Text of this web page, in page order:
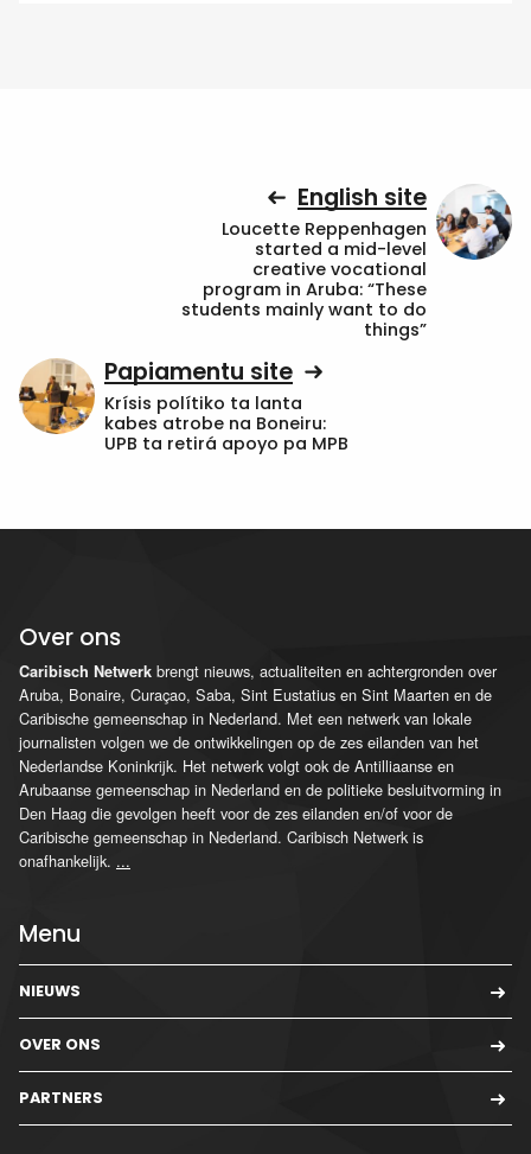
English site
Loucette Reppenhagen
started a mid-level
creative vocational
program in Aruba: “These
students mainly want to do
things”
Papiamentu site
Krísis polítiko ta lanta
kabes atrobe na Boneiru:
UPB ta retirá apoyo pa MPB
Over ons
Caribisch Netwerk brengt nieuws, actualiteiten en achtergronden over
Aruba, Bonaire, Curaçao, Saba, Sint Eustatius en Sint Maarten en de
Caribische gemeenschap in Nederland. Met een netwerk van lokale
journalisten volgen we de ontwikkelingen op de zes eilanden van het
Nederlandse Koninkrijk. Het netwerk volgt ook de Antilliaanse en
Arubaanse gemeenschap in Nederland en de politieke besluitvorming in
Den Haag die gevolgen heeft voor de zes eilanden en/of voor de
Caribische gemeenschap in Nederland. Caribisch Netwerk is
onafhankelijk. ...
Menu
NIEUWS
OVER ONS
PARTNERS